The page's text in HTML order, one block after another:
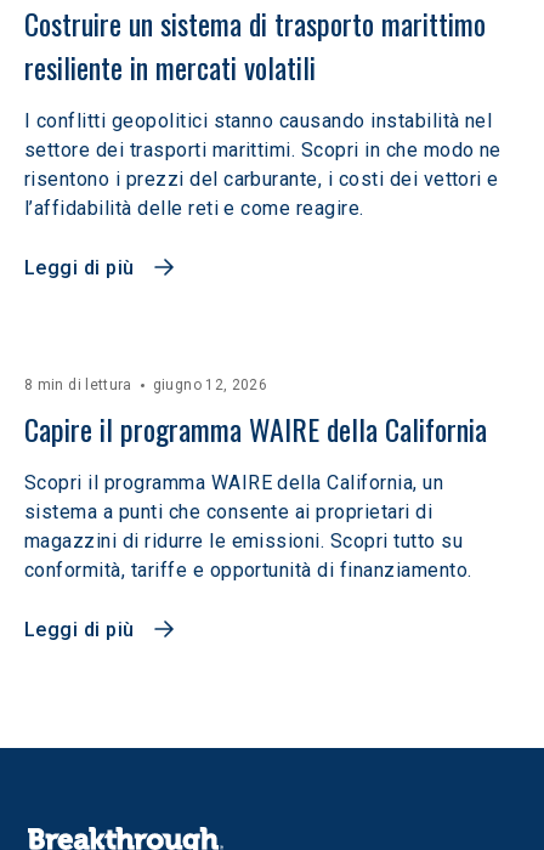
Costruire un sistema di trasporto marittimo
resiliente in mercati volatili
I conflitti geopolitici stanno causando instabilità nel
settore dei trasporti marittimi. Scopri in che modo ne
risentono i prezzi del carburante, i costi dei vettori e
l’affidabilità delle reti e come reagire.
Leggi di più
8 min di lettura giugno 12, 2026
Capire il programma WAIRE della California
Scopri il programma WAIRE della California, un
sistema a punti che consente ai proprietari di
magazzini di ridurre le emissioni. Scopri tutto su
conformità, tariffe e opportunità di finanziamento.
Leggi di più